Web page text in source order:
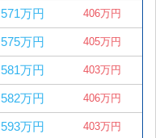
571万円 406万円
575万円 405万円
581万円 403万円
582万円 406万円
593万円 403万円